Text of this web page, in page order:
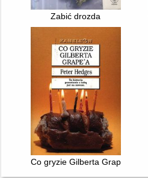
Zabić drozda
Co gryzie Gilberta Grape'a